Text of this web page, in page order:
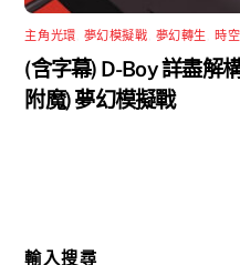
主角光環 夢幻模擬戰 夢幻轉生 時
(含字幕) D-Boy 詳盡解
附魔) 夢幻模擬戰
輸入搜尋